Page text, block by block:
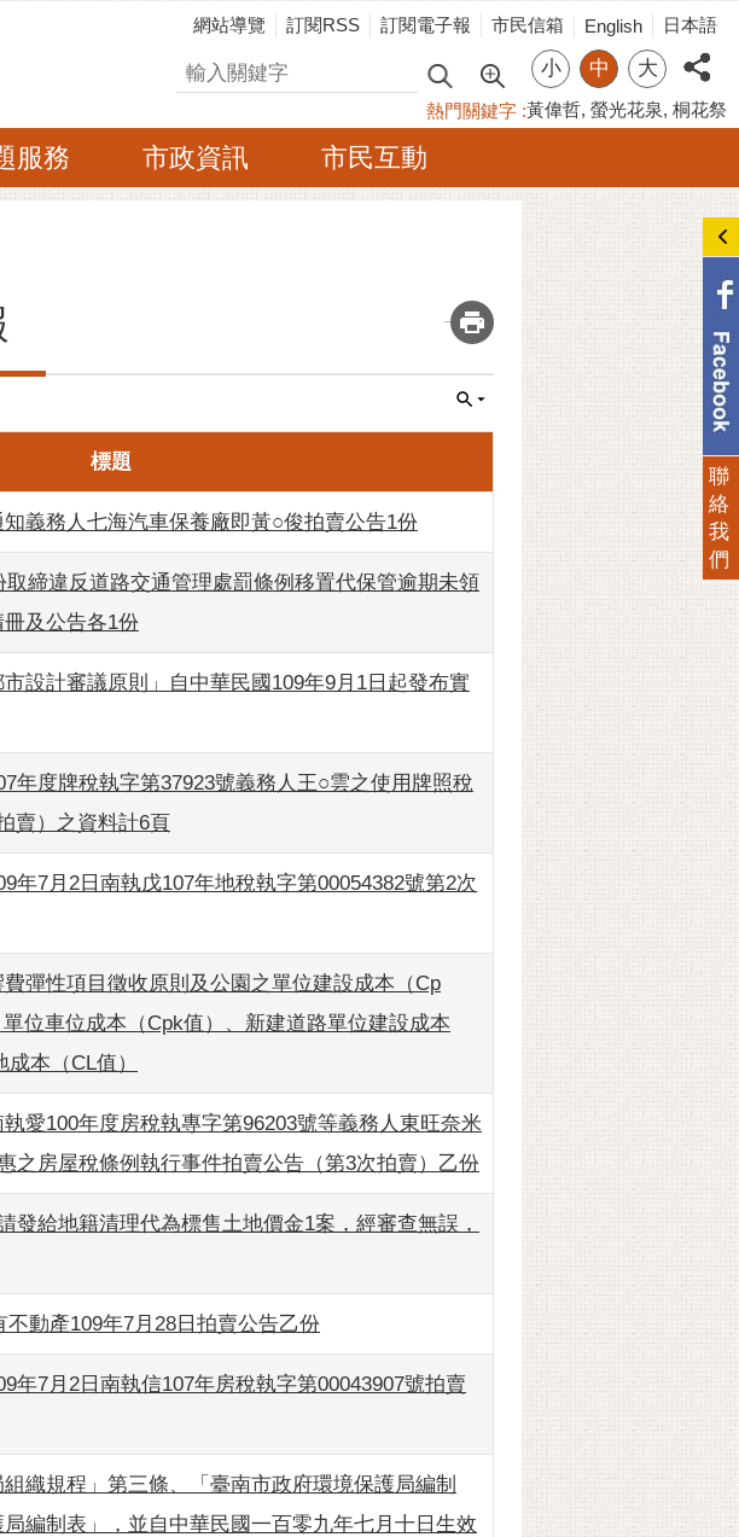
網站導覽 訂閱RSS 訂閱電子報 市民信箱 English 日本語
搜尋 小 中 大
熱門關鍵字 黃偉哲 螢光花泉 桐花祭
服務 市政資訊 市民互動
_
標題
義務人七海汽車保養廠即黃○俊拍賣公告1份
締違反道路交通管理處罰條例移置代保管逾期未領
及公告各1份
設計審議原則」自中華民國109年9月1日起發布實
年度牌稅執字第37923號義務人王○雲之使用牌照稅
賣）之資料計6頁
年7月2日南執戊107年地稅執字第00054382號第2次
彈性項目徵收原則及公園之單位建設成本（Cp
位車位成本（Cpk值）、新建道路單位建設成本
本（CL值）
愛100年度房稅執專字第96203號等義務人東旺奈米
之房屋稅條例執行事件拍賣公告（第3次拍賣）乙份
發給地籍清理代為標售土地價金1案，經審查無誤，
動產109年7月28日拍賣公告乙份
年7月2日南執信107年房稅執字第00043907號拍賣
織規程」第三條、「臺南市政府環境保護局編制
編制表」，並自中華民國一百零九年七月十日生效
聯
絡
我
們